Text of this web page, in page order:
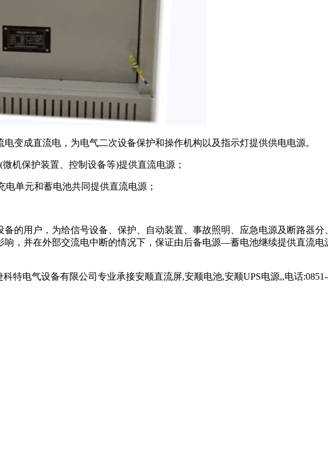
变成直流电，为电气二次设备保护和操作机构以及指示灯提供供电电源。
机保护装置、控制设备等)提供直流电源；
单元和蓄电池共同提供直流电源；
的用户，为给信号设备、保护、自动装置、事故照明、应急电源及断路器
，并在外部交流电中断的情况下，保证由后备电源—蓄电池继续提供直流电
电气设备有限公司专业承接安顺直流屏,安顺电池,安顺UPS电源,,电话:0851-